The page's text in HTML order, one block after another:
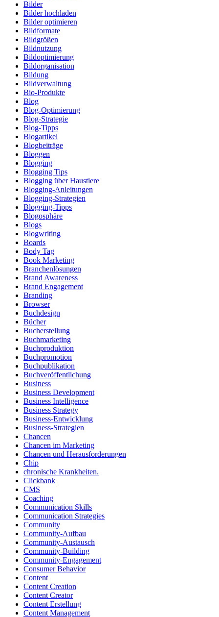
Bilder
Bilder hochladen
Bilder optimieren
Bildformate
Bildgrößen
Bildnutzung
Bildoptimierung
Bildorganisation
Bildung
Bildverwaltung
Bio-Produkte
Blog
Blog-Optimierung
Blog-Strategie
Blog-Tipps
Blogartikel
Blogbeiträge
Bloggen
Blogging
Blogging Tips
Blogging über Haustiere
Blogging-Anleitungen
Blogging-Strategien
Blogging-Tipps
Blogosphäre
Blogs
Blogwriting
Boards
Body Tag
Book Marketing
Branchenlösungen
Brand Awareness
Brand Engagement
Branding
Browser
Buchdesign
Bücher
Bucherstellung
Buchmarketing
Buchproduktion
Buchpromotion
Buchpublikation
Buchveröffentlichung
Business
Business Development
Business Intelligence
Business Strategy
Business-Entwicklung
Business-Strategien
Chancen
Chancen im Marketing
Chancen und Herausforderungen
Chip
chronische Krankheiten.
Clickbank
CMS
Coaching
Communication Skills
Communication Strategies
Community
Community-Aufbau
Community-Austausch
Community-Building
Community-Engagement
Consumer Behavior
Content
Content Creation
Content Creator
Content Erstellung
Content Management